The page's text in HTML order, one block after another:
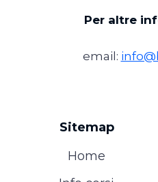
Per altre
email:
Sitemap
Home